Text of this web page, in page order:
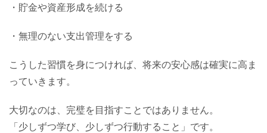
・貯金や資産形成を続ける
・無理のない支出管理をする
こうした習慣を身につければ、将来の安心感は確実に高ま
っていきます。
大切なのは、完璧を目指すことではありません。
「少しずつ学び、少しずつ行動すること」です。